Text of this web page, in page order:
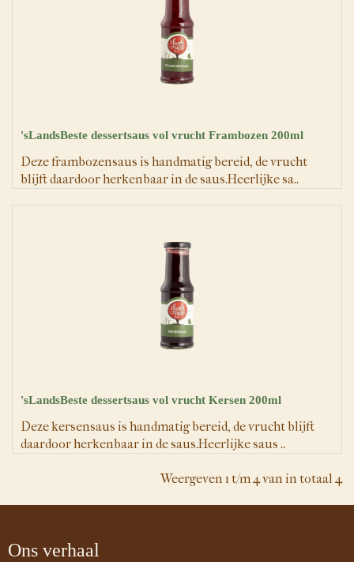
'sLandsBeste dessertsaus vol vrucht Frambozen 200ml
Deze frambozensaus is handmatig bereid, de vrucht
blijft daardoor herkenbaar in de saus.Heerlijke sa..
'sLandsBeste dessertsaus vol vrucht Kersen 200ml
Deze kersensaus is handmatig bereid, de vrucht blijft
daardoor herkenbaar in de saus.Heerlijke saus ..
Weergeven 1 t/m 4 van in totaal 4
Ons verhaal